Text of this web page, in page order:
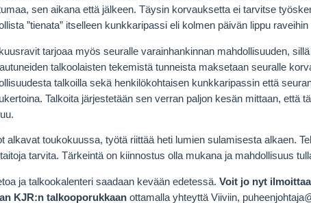
sen aikana että jälkeen. Täysin korvauksetta ei tarvitse
”tienata” itselleen kunkkaripassi eli kolmen päivän lippu
tarjoaa myös seuralle varainhankinnan mahdollisuuden,
talkoolaisten tekemistä tunneista maksetaan seuralle
talkoilla sekä henkilökohtaisen kunkkaripassin että
Talkoita järjestetään sen verran paljon kesän mittaan, että
alkavat toukokuussa, työtä riittää heti lumien sulamisesta alkaen.
tarvita. Tärkeintä on kiinnostus olla mukana ja mahdollisuus
ja talkookalenteri saadaan kevään edetessä. Voit jo nyt
KJR:n talkooporukkaan ottamalla yhteyttä Viiviin,